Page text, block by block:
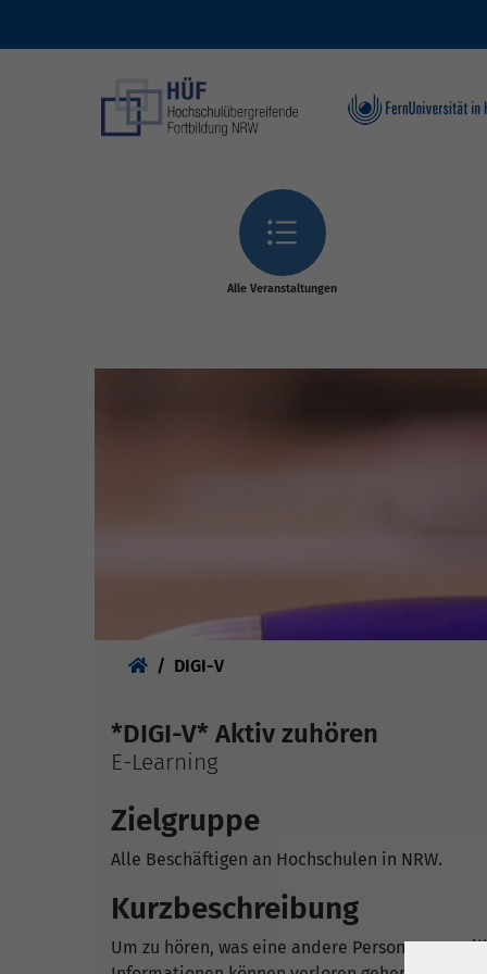
Alle Veranstaltungen
DIGI-V
*DIGI-V* Aktiv zuhören
E-Learning
Zielgruppe
Alle Beschäftigen an Hochschulen in NRW.
Kurzbeschreibung
Um zu hören, was eine andere Person sagen